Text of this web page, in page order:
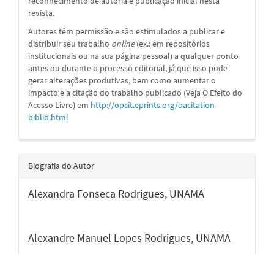
revista.
Autores têm permissão e são estimulados a publicar e
distribuir seu trabalho online(ex.: em repositórios
institucionais ou na sua página pessoal) a qualquer ponto
antes ou durante o processo editorial, já que isso pode
gerar alterações produtivas, bem como aumentar o
impacto e a citação do trabalho publicado (Veja O Efeito do
Acesso Livre) em http://opcit.eprints.org/oacitation-
biblio.html
Biografia do Autor
Alexandra Fonseca Rodrigues, UNAMA
Alexandre Manuel Lopes Rodrigues, UNAMA